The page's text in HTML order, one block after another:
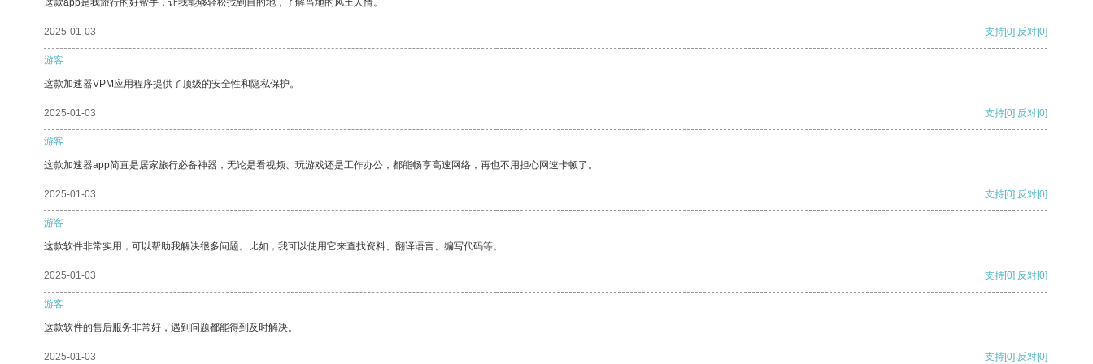
这款app是我旅行的好帮手，让我能够轻松找到目的地，了解当地的风土人情。
2025-01-03 支持[0] 反对[0]
游客
这款加速器VPM应用程序提供了顶级的安全性和隐私保护。
2025-01-03 支持[0] 反对[0]
游客
这款加速器app简直是居家旅行必备神器，无论是看视频、玩游戏还是工作办公，都能畅享高速网络，再也不用担心网速卡顿了。
2025-01-03 支持[0] 反对[0]
游客
这款软件非常实用，可以帮助我解决很多问题。比如，我可以使用它来查找资料、翻译语言、编写代码等。
2025-01-03 支持[0] 反对[0]
游客
这款软件的售后服务非常好，遇到问题都能得到及时解决。
2025-01-03 支持[0] 反对[0]